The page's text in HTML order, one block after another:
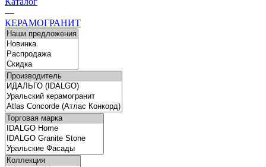
—
КЕРАМОГРАНИТ